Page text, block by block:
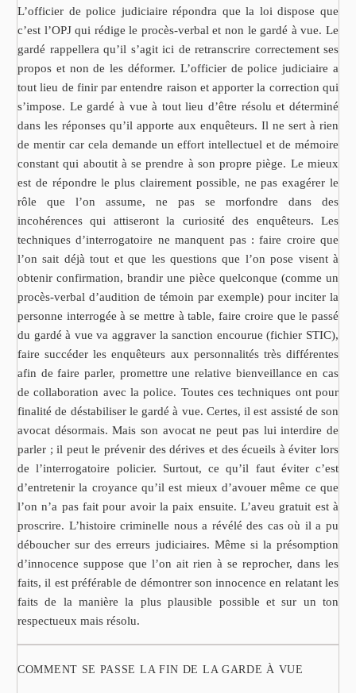
L’officier de police judiciaire répondra que la loi dispose que
c’est l’OPJ qui rédige le procès-verbal et non le gardé à vue. Le
gardé rappellera qu’il s’agit ici de retranscrire correctement ses
propos et non de les déformer. L’officier de police judiciaire a
tout lieu de finir par entendre raison et apporter la correction qui
s’impose. Le gardé à vue à tout lieu d’être résolu et déterminé
dans les réponses qu’il apporte aux enquêteurs. Il ne sert à rien
de mentir car cela demande un effort intellectuel et de mémoire
constant qui aboutit à se prendre à son propre piège. Le mieux
est de répondre le plus clairement possible, ne pas exagérer le
rôle que l’on assume, ne pas se morfondre dans des
incohérences qui attiseront la curiosité des enquêteurs. Les
techniques d’interrogatoire ne manquent pas : faire croire que
l’on sait déjà tout et que les questions que l’on pose visent à
obtenir confirmation, brandir une pièce quelconque (comme un
procès-verbal d’audition de témoin par exemple) pour inciter la
personne interrogée à se mettre à table, faire croire que le passé
du gardé à vue va aggraver la sanction encourue (fichier STIC),
faire succéder les enquêteurs aux personnalités très différentes
afin de faire parler, promettre une relative bienveillance en cas
de collaboration avec la police. Toutes ces techniques ont pour
finalité de déstabiliser le gardé à vue. Certes, il est assisté de son
avocat désormais. Mais son avocat ne peut pas lui interdire de
parler ; il peut le prévenir des dérives et des écueils à éviter lors
de l’interrogatoire policier. Surtout, ce qu’il faut éviter c’est
d’entretenir la croyance qu’il est mieux d’avouer même ce que
l’on n’a pas fait pour avoir la paix ensuite. L’aveu gratuit est à
proscrire. L’histoire criminelle nous a révélé des cas où il a pu
déboucher sur des erreurs judiciaires. Même si la présomption
d’innocence suppose que l’on ait rien à se reprocher, dans les
faits, il est préférable de démontrer son innocence en relatant les
faits de la manière la plus plausible possible et sur un ton
respectueux mais résolu.
COMMENT SE PASSE LA FIN DE LA GARDE À VUE